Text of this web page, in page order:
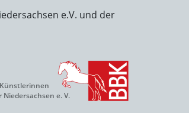
e.V. und der
e. V.